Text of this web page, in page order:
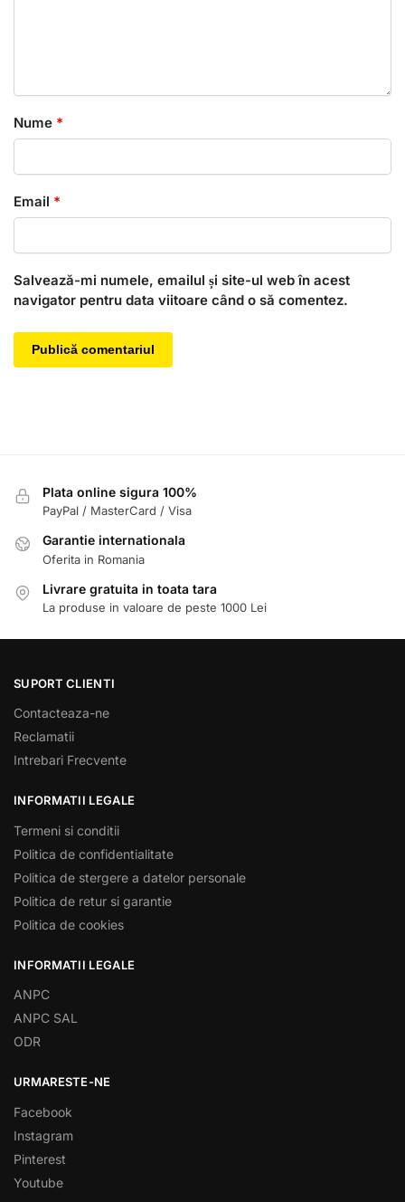
Nume *
Email *
Salvează-mi numele, emailul și site-ul web în acest
navigator pentru data viitoare când o să comentez.
Plata online sigura 100%
PayPal / MasterCard / Visa
Garantie internationala
Oferita in Romania
Livrare gratuita in toata tara
La produse in valoare de peste 1000 Lei
SUPORT CLIENTI
Contacteaza-ne
Reclamatii
Intrebari Frecvente
INFORMATII LEGALE
Termeni si conditii
Politica de confidentialitate
Politica de stergere a datelor personale
Politica de retur si garantie
Politica de cookies
INFORMATII LEGALE
ANPC
ANPC SAL
ODR
URMARESTE-NE
Facebook
Instagram
Pinterest
Youtube